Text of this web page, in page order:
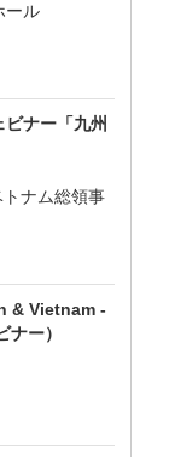
ール
ナー「九州
ナム総領事
& Vietnam -
ー）